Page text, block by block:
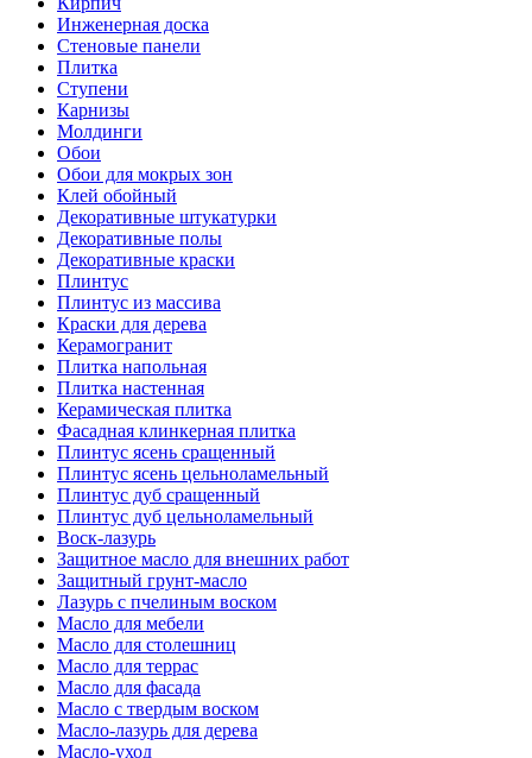
Инженерная доска
Стеновые панели
Плитка
Ступени
Карнизы
Молдинги
Обои
Обои для мокрых зон
Клей обойный
Декоративные штукатурки
Декоративные полы
Декоративные краски
Плинтус
Плинтус из массива
Краски для дерева
Керамогранит
Плитка напольная
Плитка настенная
Керамическая плитка
Фасадная клинкерная плитка
Плинтус ясень сращенный
Плинтус ясень цельноламельный
Плинтус дуб сращенный
Плинтус дуб цельноламельный
Воск-лазурь
Защитное масло для внешних работ
Защитный грунт-масло
Лазурь с пчелиным воском
Масло для мебели
Масло для столешниц
Масло для террас
Масло для фасада
Масло с твердым воском
Масло-лазурь для дерева
Масло-уход